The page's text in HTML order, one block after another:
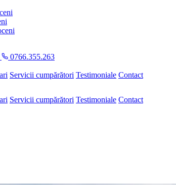
0766.355.263
Servicii cumpărători Testimoniale Contact
Servicii cumpărători Testimoniale Contact